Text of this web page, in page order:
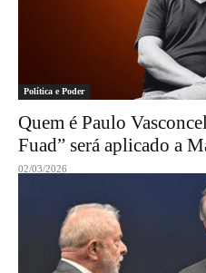
Política e Poder
Quem é Paulo
Fuad” será aplicado a
02/03/2026